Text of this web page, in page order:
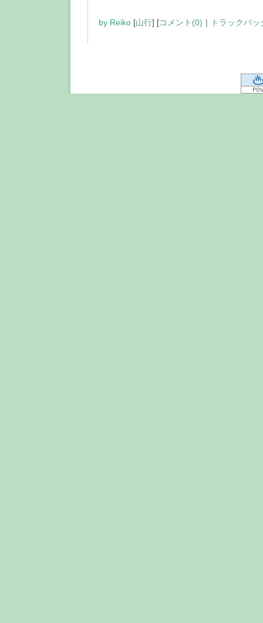
by Reiko [山行] [コメント(0) ｜ トラックバッ